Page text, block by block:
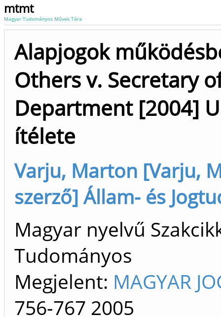
mtmt
Magyar Tudományos Művek Tára
Alapjogok
Others v. Secretary
Department [2004]
ítélete
Varju, Marton [Varju,
szerző] Állam- és
Magyar nyelvű
Tudományos
Megjelent: MAGYAR
756-767 2005